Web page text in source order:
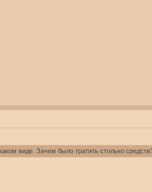
виде. Зачем было тратить столько